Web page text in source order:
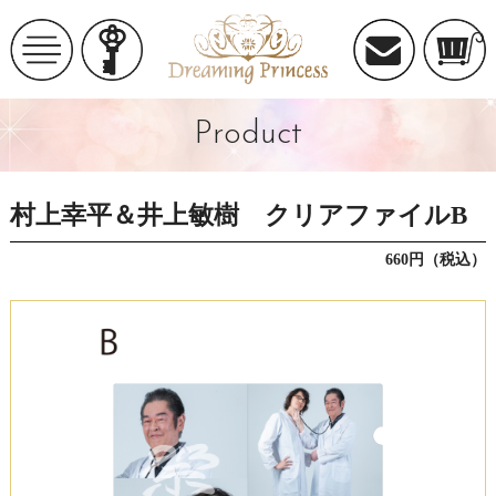
Product
村上幸平＆井上敏樹 クリアファイルB
660円（税込）